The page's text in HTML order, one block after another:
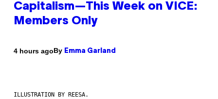
Capitalism—This Week on VICE:
Members Only
4 hours agoBy Emma Garland
ILLUSTRATION BY REESA.